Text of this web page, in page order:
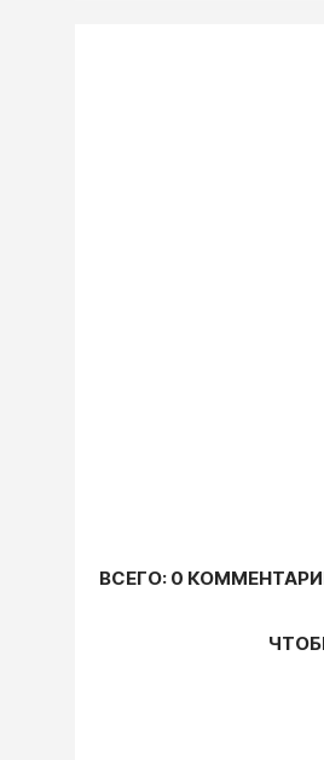
ВСЕГО: 0